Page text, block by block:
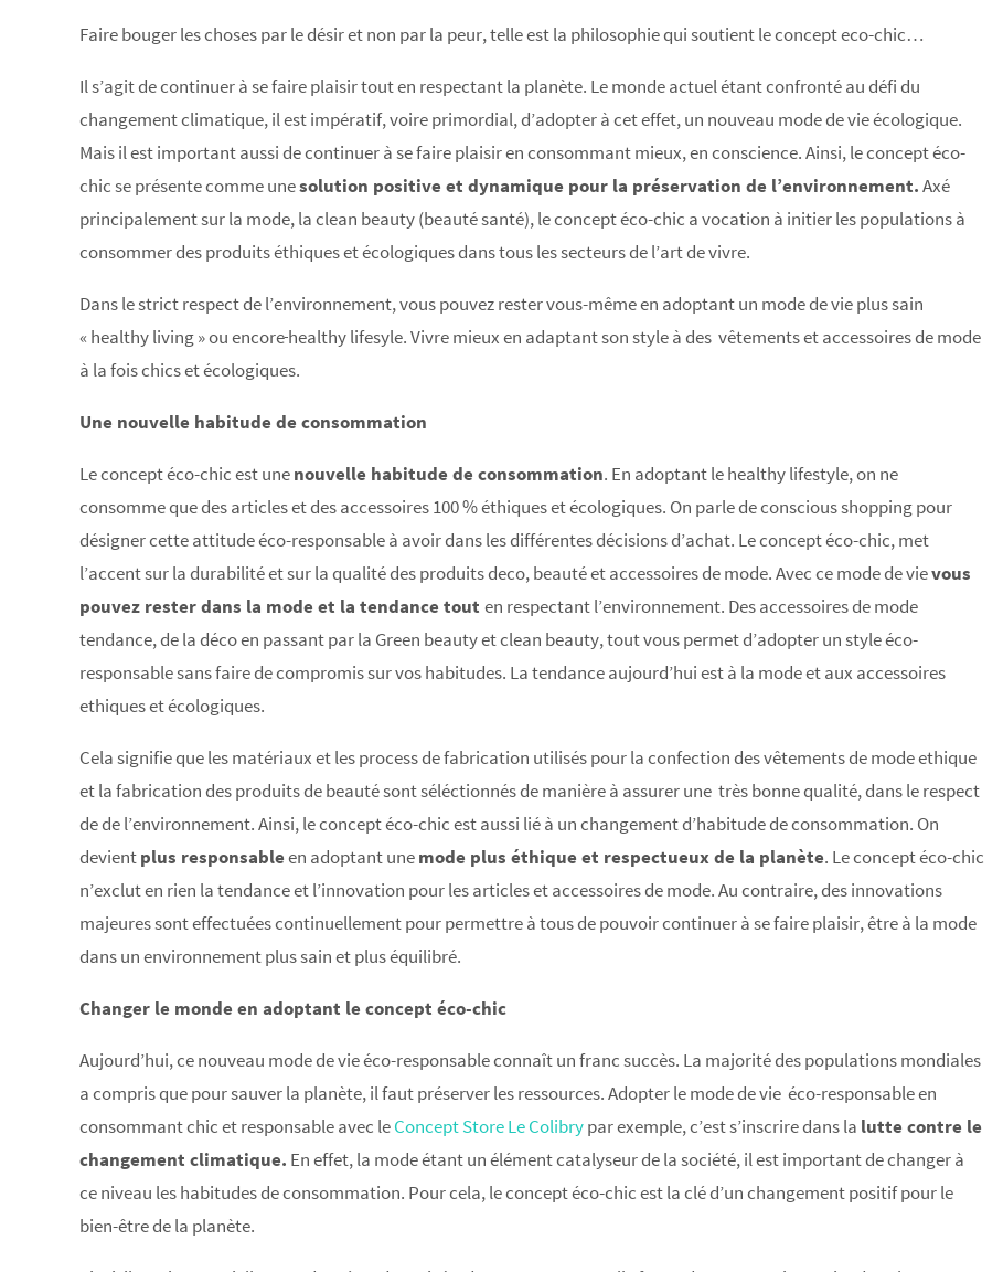
Faire bouger les choses par le désir et non par la peur, telle est la philosophie qui soutient le concept eco-chic…
Il s’agit de continuer à se faire plaisir tout en respectant la planète. Le monde actuel étant confronté au défi du
changement climatique, il est impératif, voire primordial, d’adopter à cet effet, un nouveau mode de vie écologique.
Mais il est important aussi de continuer à se faire plaisir en consommant mieux, en conscience. Ainsi, le concept éco-
chic se présente comme unesolution positive et dynamique pour la préservation de l’environnement.Axé
principalement sur la mode, la clean beauty (beauté santé), le concept éco-chic a vocation à initier les populations à
consommer des produits éthiques et écologiques dans tous les secteurs de l’art de vivre.
Dans le strict respect de l’environnement, vous pouvez rester vous-même en adoptant un mode de vie plus sain
« healthy living » ou encorehealthy lifesyle. Vivre mieux en adaptant son style à des vêtements et accessoires de mode
à la fois chics et écologiques.
Une nouvelle habitude de consommation
Le concept éco-chic est unenouvelle habitude de consommation. En adoptant le healthy lifestyle, on ne
consomme que des articles et des accessoires 100 % éthiques et écologiques. On parle de conscious shopping pour
désigner cette attitude éco-responsable à avoir dans les différentes décisions d’achat. Le concept éco-chic, met
l’accent sur la durabilité et sur la qualité des produits deco, beauté et accessoires de mode. Avec ce mode de vievous
pouvez rester dans la mode et la tendance tout en respectant l’environnement. Des accessoires de mode
tendance, de la déco en passant par la Green beauty et clean beauty, tout vous permet d’adopter un style éco-
responsable sans faire de compromis sur vos habitudes. La tendance aujourd’hui est à la mode et aux accessoires
ethiques et écologiques.
Cela signifie que les matériaux et les process de fabrication utilisés pour la confection des vêtements de mode ethique
et la fabrication des produits de beauté sont séléctionnés de manière à assurer une très bonne qualité, dans le respect
de de l’environnement. Ainsi, le concept éco-chic est aussi lié à un changement d’habitude de consommation. On
devientplus responsableen adoptant unemode plus éthique et respectueux de la planète. Le concept éco-chic
n’exclut en rien la tendance et l’innovation pour les articles et accessoires de mode. Au contraire, des innovations
majeures sont effectuées continuellement pour permettre à tous de pouvoir continuer à se faire plaisir, être à la mode
dans un environnement plus sain et plus équilibré.
Changer le monde en adoptant le concept éco-chic
Aujourd’hui, ce nouveau mode de vie éco-responsable connaît un franc succès. La majorité des populations mondiales
a compris que pour sauver la planète, il faut préserver les ressources. Adopter le mode de vie éco-responsable en
consommant chic et responsable avec leConcept Store Le Colibrypar exemple, c’est s’inscrire dans la lutte contre le
changement climatique. En effet, la mode étant un élément catalyseur de la société, il est important de changer à
ce niveau les habitudes de consommation. Pour cela, le concept éco-chic est la clé d’un changement positif pour le
bien-être de la planète.